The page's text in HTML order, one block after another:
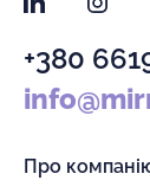
+380
Про